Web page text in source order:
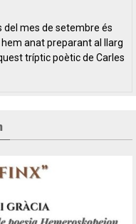
acaba de publicar
clarament i sense
D’una banda, han